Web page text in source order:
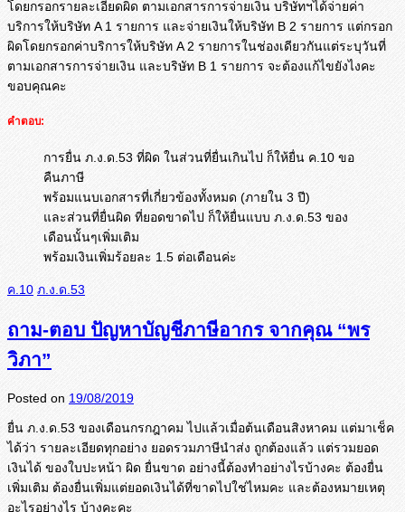
โดยกรอกรายละเอียดผิด ตามเอกสารการจ่ายเงิน บริษัทฯได้จ่ายค่า
บริการให้บริษัท A 1 รายการ และจ่ายเงินให้บริษัท B 2 รายการ แต่กรอก
ผิดโดยกรอกค่าบริการให้บริษัท A 2 รายการในช่องเดียวกันแต่ระบุวันที่
ตามเอกสารการจ่ายเงิน และบริษัท B 1 รายการ จะต้องแก้ไขยังไงคะ
ขอบคุณคะ
คำตอบ:
การยื่น ภ.ง.ด.53 ที่ผิด ในส่วนที่ยื่นเกินไป ก็ให้ยื่น ค.10 ขอ
คืนภาษี
พร้อมแนบเอกสารที่เกี่ยวข้องทั้งหมด (ภายใน 3 ปี)
และส่วนที่ยื่นผิด ที่ยอดขาดไป ก็ให้ยื่นแบบ ภ.ง.ด.53 ของ
เดือนนั้นๆเพิ่มเติม
พร้อมเงินเพิ่มร้อยละ 1.5 ต่อเดือนค่ะ
ค.10 ภ.ง.ด.53
ถาม-ตอบ ปัญหาบัญชีภาษีอากร จากคุณ “พร
วิภา”
Posted on 19/08/2019
ยื่น ภ.ง.ด.53 ของเดือนกรกฎาคม ไปแล้วเมื่อต้นเดือนสิงหาคม แต่มาเช็ค
ได้ว่า รายละเอียดทุกอย่าง ยอดรวมภาษีนำส่ง ถูกต้องแล้ว แต่รวมยอด
เงินได้ ของใบปะหน้า ผิด ยื่นขาด อย่างนี้ต้องทำอย่างไรบ้างคะ ต้องยื่น
เพิ่มเติม ต้องยื่นเพิ่มแต่ยอดเงินได้ที่ขาดไปใช่ไหมคะ และต้องหมายเหตุ
อะไรอย่างไร บ้างคะคะ